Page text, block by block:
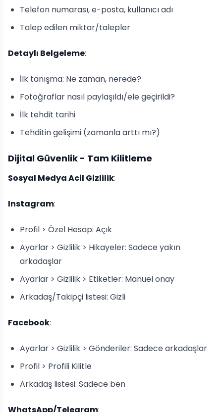
Telefon numarası, e-posta, kullanıcı adı
Talep edilen miktar/talepler
Detaylı Belgeleme:
İlk tanışma: Ne zaman, nerede?
Fotoğraflar nasıl paylaşıldı/ele geçirildi?
İlk tehdit tarihi
Tehditin gelişimi (zamanla arttı mı?)
Dijital Güvenlik - Tam Kilitleme
Sosyal Medya Acil Gizlilik:
Instagram:
Profil > Özel Hesap: Açık
Ayarlar > Gizlilik > Hikayeler: Sadece yakın
arkadaşlar
Ayarlar > Gizlilik > Etiketler: Manuel onay
Arkadaş/Takipçi listesi: Gizli
Facebook:
Ayarlar > Gizlilik > Gönderiler: Sadece arkadaşlar
Profil > Profili Kilitle
Arkadaş listesi: Sadece ben